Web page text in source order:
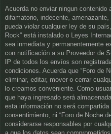
Acuerda no enviar ningun contenido
difamatorio, indecente,
pueda violar cualquier ley de su
Rock” está instalado o Leyes
sea inmediata y permanentemente
con notificación a su Proveedor de
IP de todos los envíos son
condiciones. Acuerda que “Foro de
eliminar, editar, mover o cerrar
lo creamos conveniente. Como
que haya ingresado será
esta información no será
consentimiento, ni “Foro de Noche
considerarse responsables por
a que los datos sean comprometidos.